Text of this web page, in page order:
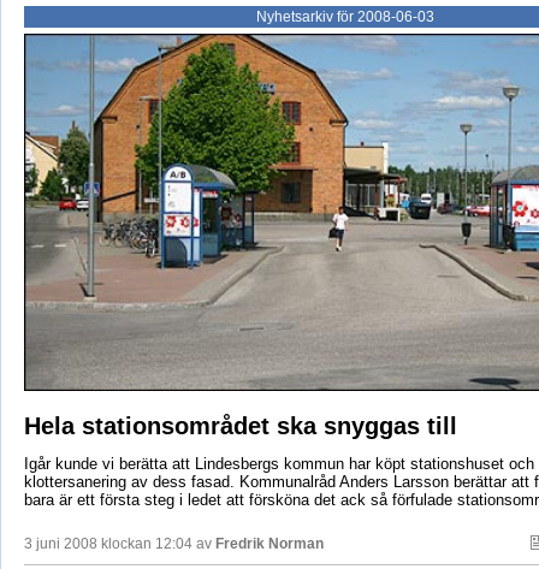
Nyhetsarkiv för 2008-06-03
Hela stationsområdet ska snyggas till
Igår kunde vi berätta att Lindesbergs kommun har köpt stationshuset och
klottersanering av dess fasad. Kommunalråd Anders Larsson berättar att
bara är ett första steg i ledet att försköna det ack så förfulade
3 juni 2008 klockan 12:04 av Fredrik Norman